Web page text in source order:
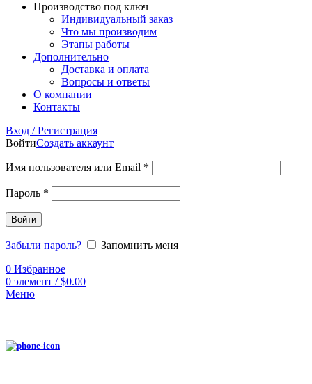
Производство под ключ
Индивидуальный заказ
Что мы производим
Этапы работы
Дополнительно
Доставка и оплата
Вопросы и ответы
О компании
Контакты
Вход / Регистрация
ВойтиСоздать аккаунт
Имя пользователя или Email *
Пароль *
Войти
Забыли пароль?
Запомнить меня
0 Избранное
0 элемент / $0.00
Меню